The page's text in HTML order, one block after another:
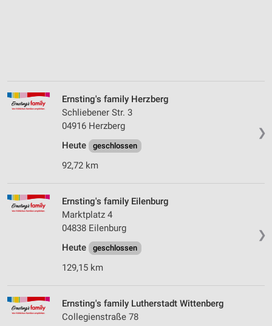
❯
Ernsting's family Herzberg
Schliebener Str. 3
04916 Herzberg
Heute
geschlossen
92,72 km
❯
Ernsting's family Eilenburg
Marktplatz 4
04838 Eilenburg
Heute
geschlossen
129,15 km
Ernsting's family Lutherstadt Wittenberg
Collegienstraße 78